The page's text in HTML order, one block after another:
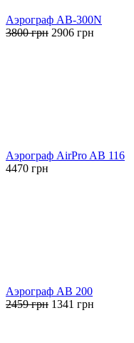
Аэрограф AB-300N
3800грн Первоначальная
2906 грн
Аэрограф AirPro AB 116
4470 грн
Аэрограф AB 200
2459грн Первоначальная
1341 грн